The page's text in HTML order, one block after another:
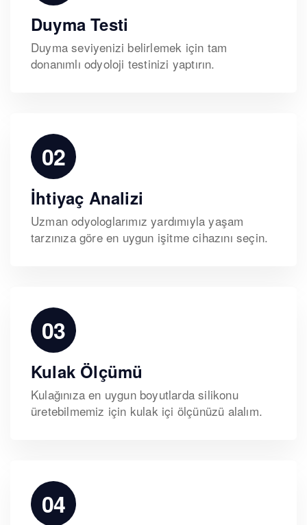
Duyma Testi
Duyma seviyenizi belirlemek için tam
donanımlı odyoloji testinizi yaptırın.
02
İhtiyaç Analizi
Uzman odyologlarımız yardımıyla yaşam
tarzınıza göre en uygun işitme cihazını seçin.
03
Kulak Ölçümü
Kulağınıza en uygun boyutlarda silikonu
üretebilmemiz için kulak içi ölçünüzü alalım.
04